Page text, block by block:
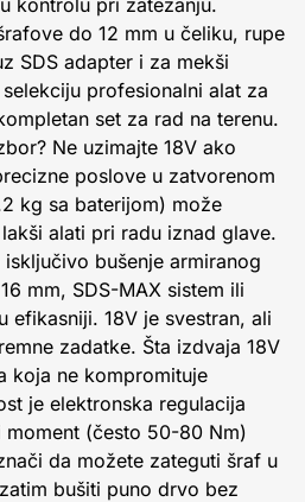
do 12 mm u čeliku, rupe
SDS adapter i za mekši
profesionalni alat za
set za rad na terenu.
Ne uzimajte 18V ako
poslove u zatvorenom
kg sa baterijom) može
alati pri radu iznad glave.
bušenje armiranog
mm, SDS-MAX sistem ili
efikasniji. 18V je svestran, ali
zadatke. Šta izdvaja 18V
koja ne kompromituje
je elektronska regulacija
(često 50-80 Nm)
da možete zateguti šraf u
bušiti puno drvo bez